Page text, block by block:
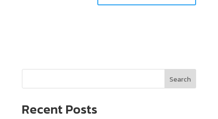
Search
Recent Posts